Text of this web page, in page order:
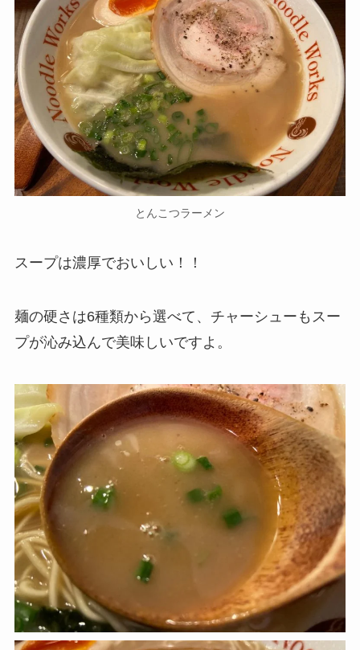
とんこつラーメン
スープは濃厚でおいしい！！
麺の硬さは6種類から選べて、チャーシューもスー
プが沁み込んで美味しいですよ。